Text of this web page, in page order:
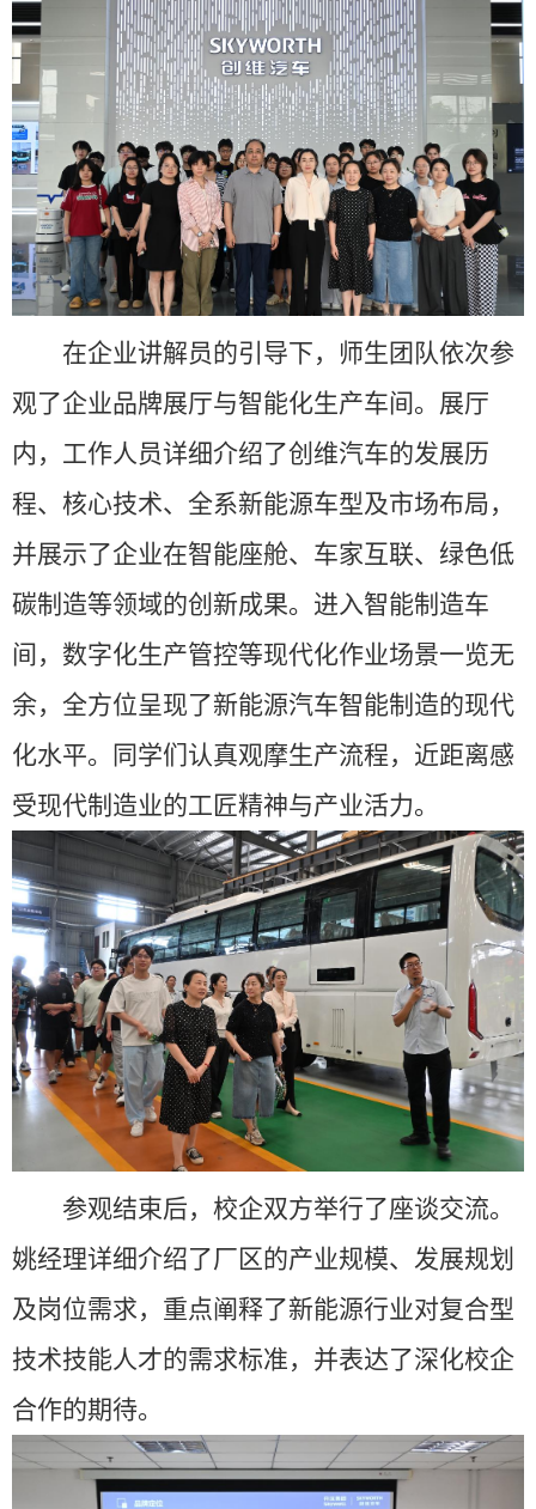
在企业讲解员的引导下，师生团队依次参
观了企业品牌展厅与智能化生产车间。展厅
内，工作人员详细介绍了创维汽车的发展历
程、核心技术、全系新能源车型及市场布局，
并展示了企业在智能座舱、车家互联、绿色低
碳制造等领域的创新成果。进入智能制造车
间，数字化生产管控等现代化作业场景一览无
余，全方位呈现了新能源汽车智能制造的现代
化水平。同学们认真观摩生产流程，近距离感
受现代制造业的工匠精神与产业活力。
参观结束后，校企双方举行了座谈交流。
姚经理详细介绍了厂区的产业规模、发展规划
及岗位需求，重点阐释了新能源行业对复合型
技术技能人才的需求标准，并表达了深化校企
合作的期待。